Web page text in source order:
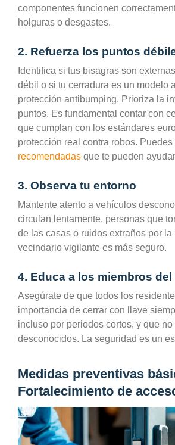
componentes funcionen
holguras o desgastes.
2. Refuerza los puntos
Identifica si tus bisagras son
débil o si tu cerradura es un modelo
protección antibumping. Prioriza la
puntos. Es fundamental contar con
que cumplan con los estándares
protección real contra robos. Puedes
recomendadas que te pueden
3. Observa tu entorno
Mantente atento a vehículos
circulan lentamente, personas que
de las casas o ruidos extraños por la
vecindario vigilante es más seguro.
4. Educa a los miembros
Asegúrate de que todos los
importancia de cerrar con llave
incluso por periodos cortos, y que no
desconocidos. La seguridad es un
Medidas preventivas
Fortalecimiento de